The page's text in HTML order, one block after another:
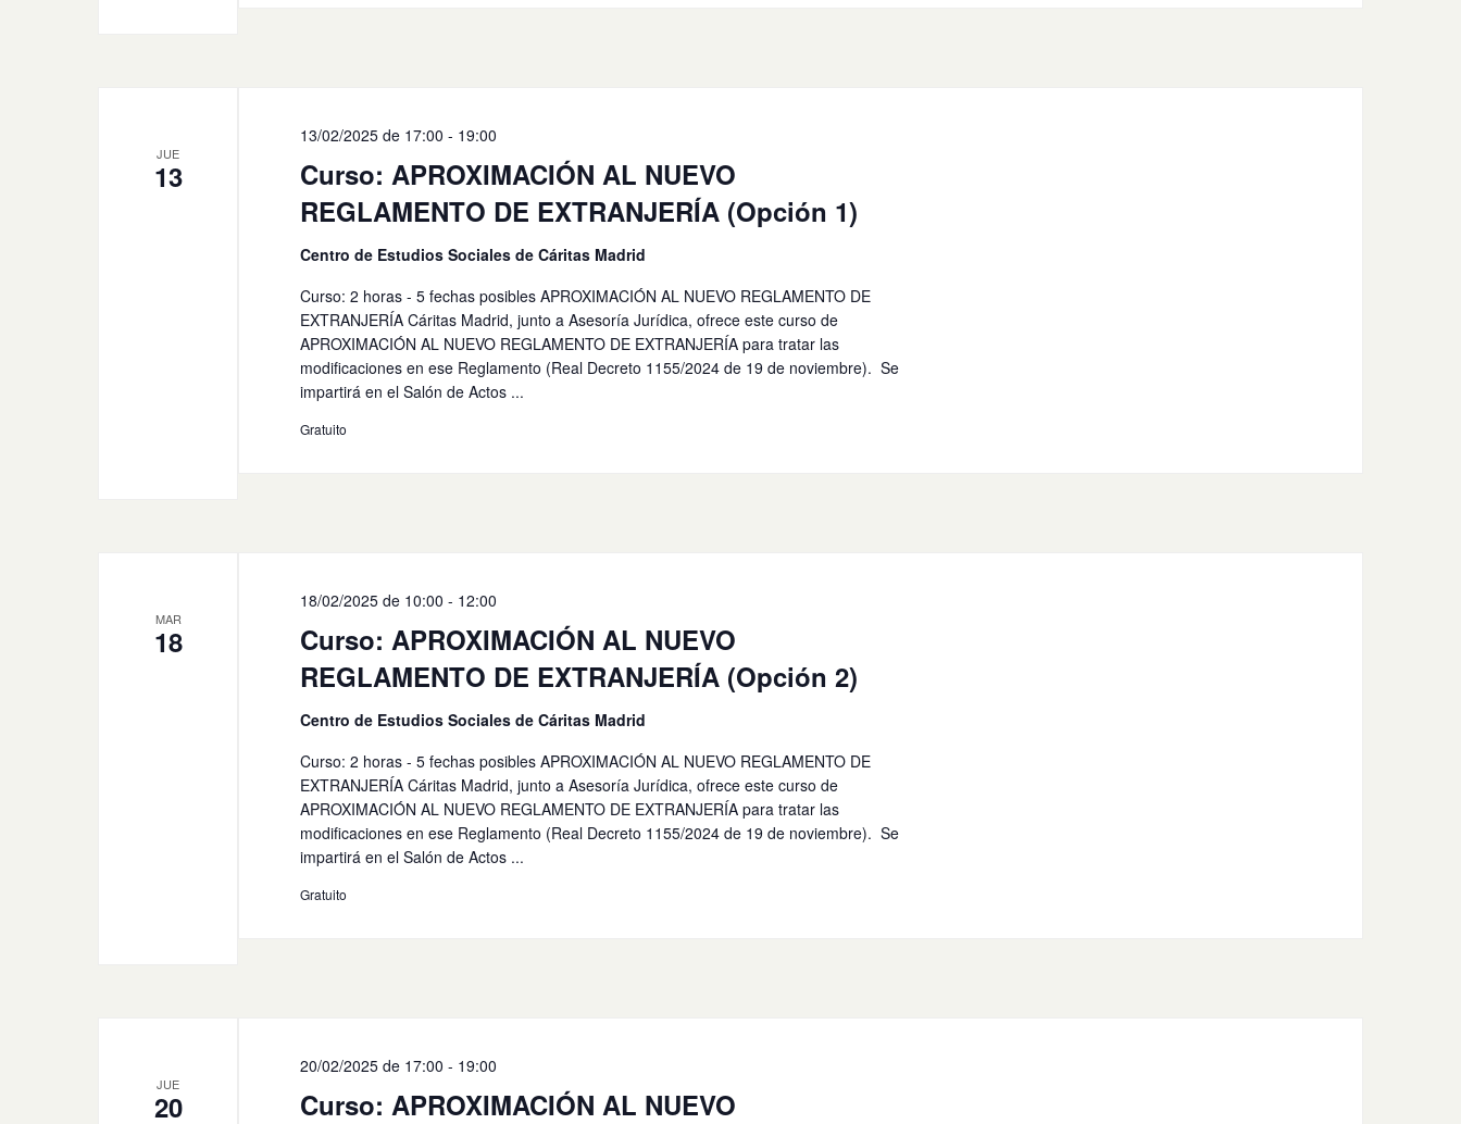
JUE
13
Curso: APROXIMACIÓN AL NUEVO
REGLAMENTO DE EXTRANJERÍA (Opción 1)
13/02/2025 de 17:00 - 19:00
Centro de Estudios Sociales de Cáritas Madrid
Curso: 2 horas - 5 fechas posibles APROXIMACIÓN AL NUEVO REGLAMENTO DE
EXTRANJERÍA Cáritas Madrid, junto a Asesoría Jurídica, ofrece este curso de
APROXIMACIÓN AL NUEVO REGLAMENTO DE EXTRANJERÍA para tratar las
modificaciones en ese Reglamento (Real Decreto 1155/2024 de 19 de noviembre). Se
impartirá en el Salón de Actos ...
Gratuito
MAR
18
Curso: APROXIMACIÓN AL NUEVO
REGLAMENTO DE EXTRANJERÍA (Opción 2)
18/02/2025 de 10:00 - 12:00
Centro de Estudios Sociales de Cáritas Madrid
Curso: 2 horas - 5 fechas posibles APROXIMACIÓN AL NUEVO REGLAMENTO DE
EXTRANJERÍA Cáritas Madrid, junto a Asesoría Jurídica, ofrece este curso de
APROXIMACIÓN AL NUEVO REGLAMENTO DE EXTRANJERÍA para tratar las
modificaciones en ese Reglamento (Real Decreto 1155/2024 de 19 de noviembre). Se
impartirá en el Salón de Actos ...
Gratuito
JUE
20
Curso: APROXIMACIÓN AL NUEVO
20/02/2025 de 17:00 - 19:00